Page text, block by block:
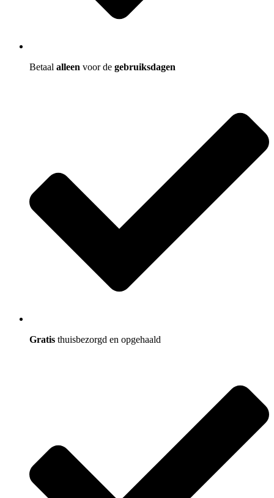
Betaal alleen voor de gebruiksdagen
Gratis thuisbezorgd en opgehaald